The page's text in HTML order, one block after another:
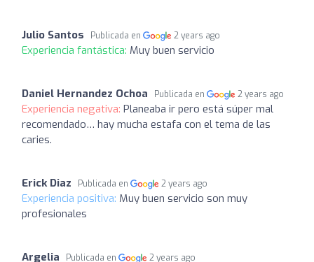
Julio Santos Publicada en 2 years ago
Experiencia fantástica: Muy buen servicio
Daniel Hernandez Ochoa Publicada en 2 years ago
Experiencia negativa: Planeaba ir pero está súper mal
recomendado… hay mucha estafa con el tema de las
caries.
Erick Diaz Publicada en 2 years ago
Experiencia positiva: Muy buen servicio son muy
profesionales
Argelia Publicada en 2 years ago